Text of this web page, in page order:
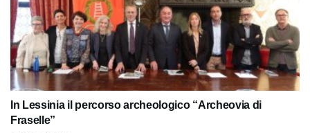
In Lessinia il percorso archeologico “Archeovia di
Fraselle”